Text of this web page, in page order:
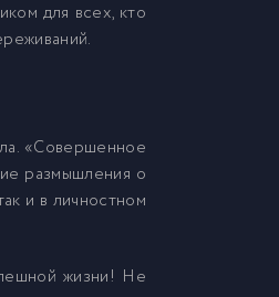
для всех, кто
«Совершенное
размышления о
и в личностном
жизни! Не